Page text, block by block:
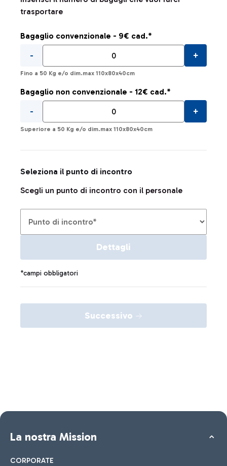
trasportare
Bagaglio convenzionale - 9€ cad.*
- +
Fino a 50 Kg e/o dim.max 110x80x40cm
Bagaglio non convenzionale - 12€ cad.*
- +
Superiore a 50 Kg e/o dim.max 110x80x40cm
Seleziona il punto di incontro
Scegli un punto di incontro con il personale
Punto di incontro*
Dettagli
*campi obbligatori
Successivo
La nostra Mission
CORPORATE